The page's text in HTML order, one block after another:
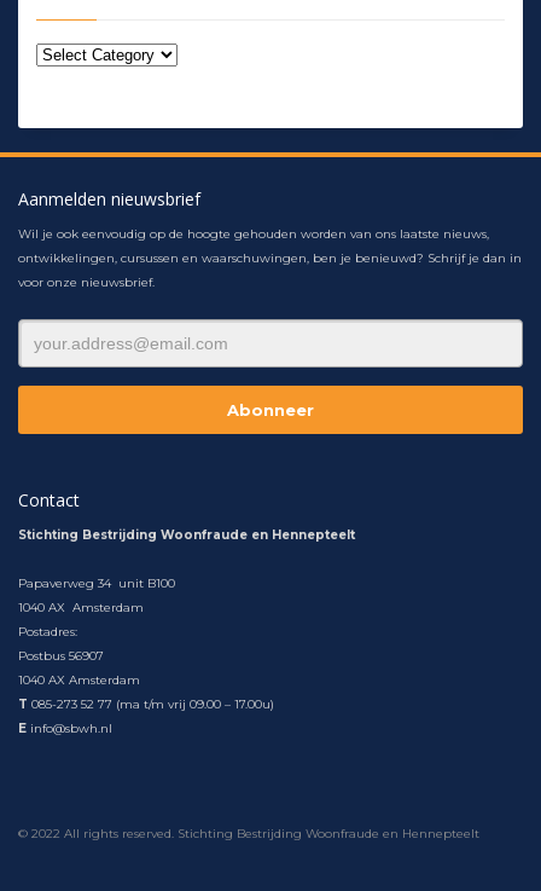
Aanmelden nieuwsbrief
Wil je ook eenvoudig op de hoogte gehouden worden van ons laatste nieuws,
ontwikkelingen, cursussen en waarschuwingen, ben je benieuwd? Schrijf je dan in
voor onze nieuwsbrief.
Contact
Stichting Bestrijding Woonfraude en Hennepteelt
Papaverweg 34 unit B100
1040 AX Amsterdam
Postadres:
Postbus 56907
1040 AX Amsterdam
T 085-273 52 77 (ma t/m vrij 09.00 – 17.00u)
E info@sbwh.nl
© 2022 All rights reserved. Stichting Bestrijding Woonfraude en Hennepteelt